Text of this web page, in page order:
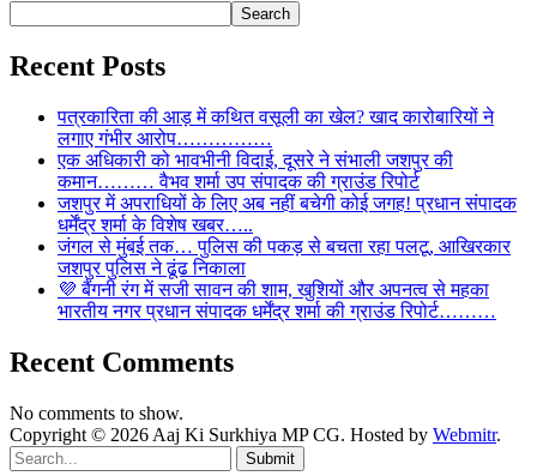
Search
Recent Posts
पत्रकारिता की आड़ में कथित वसूली का खेल? खाद कारोबारियों ने
लगाए गंभीर आरोप……………
एक अधिकारी को भावभीनी विदाई, दूसरे ने संभाली जशपुर की
कमान……… वैभव शर्मा उप संपादक की ग्राउंड रिपोर्ट
जशपुर में अपराधियों के लिए अब नहीं बचेगी कोई जगह! प्रधान संपादक
धर्मेंद्र शर्मा के विशेष खबर…..
जंगल से मुंबई तक… पुलिस की पकड़ से बचता रहा पलटू, आखिरकार
जशपुर पुलिस ने ढूंढ निकाला
💜 बैंगनी रंग में सजी सावन की शाम, खुशियों और अपनत्व से महका
भारतीय नगर प्रधान संपादक धर्मेंद्र शर्मा की ग्राउंड रिपोर्ट………
Recent Comments
No comments to show.
Copyright © 2026 Aaj Ki Surkhiya MP CG. Hosted by Webmitr.
Submit